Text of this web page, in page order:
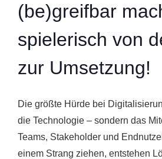
(be)greifbar
spielerisch von
zur Umsetzung!
Die größte Hürde bei
die Technologie – sondern das
Teams, Stakeholder und
einem Strang ziehen, entstehen